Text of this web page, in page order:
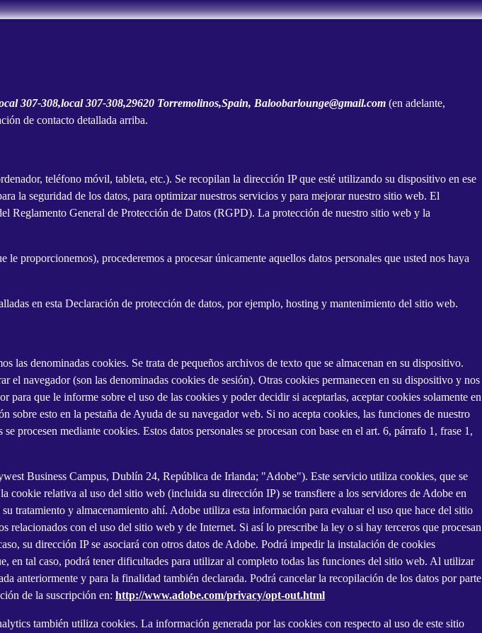
307-308,local 307-308,29620 Torremolinos,Spain, Baloobarlounge@gmail.com (en adelante,
de contacto detallada arriba.
teléfono móvil, tableta, etc.). Se recopilan la dirección IP que esté utilizando su dispositivo en ese
la seguridad de los datos, para optimizar nuestros servicios y para mejorar nuestro sitio web. El
Reglamento General de Protección de Datos (RGPD). La protección de nuestro sitio web y la
proporcionemos), procederemos a procesar únicamente aquellos datos personales que usted nos haya
en esta Declaración de protección de datos, por ejemplo, hosting y mantenimiento del sitio web.
denominadas cookies. Se trata de pequeños archivos de texto que se almacenan en su dispositivo.
navegador (son las denominadas cookies de sesión). Otras cookies permanecen en su dispositivo y nos
que le informe sobre el uso de las cookies y poder decidir si aceptarlas, aceptar cookies solamente en
esto en la pestaña de Ayuda de su navegador web. Si no acepta cookies, las funciones de nuestro
procesen mediante cookies. Estos datos personales se procesan con base en el art. 6, párrafo 1, frase 1,
Business Campus, Dublín 24, República de Irlanda; "Adobe"). Este servicio utiliza cookies, que se
relativa al uso del sitio web (incluida su dirección IP) se transfiere a los servidores de Adobe en
tratamiento y almacenamiento ahí. Adobe utiliza esta información para evaluar el uso que hace del sitio
con el uso del sitio web y de Internet. Si así lo prescribe la ley o si hay terceros que procesan
su dirección IP se asociará con otros datos de Adobe. Podrá impedir la instalación de cookies
en tal caso, podrá tener dificultades para utilizar al completo todas las funciones del sitio web. Al utilizar
anteriormente y para la finalidad también declarada. Podrá cancelar la recopilación de los datos por parte
de la suscripción en: http://www.adobe.com/privacy/opt-out.html
también utiliza cookies. La información generada por las cookies con respecto al uso de este sitio